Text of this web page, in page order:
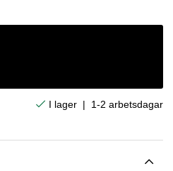
| 1-2 arbetsdagar